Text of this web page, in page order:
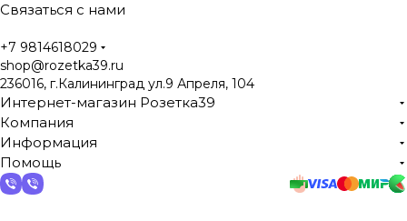
Связаться с нами
+7 9814618029
shop@rozetka39.ru
236016, г.Калининград ул.9 Апреля, 104
Интернет-магазин Розетка39
Компания
Информация
Помощь